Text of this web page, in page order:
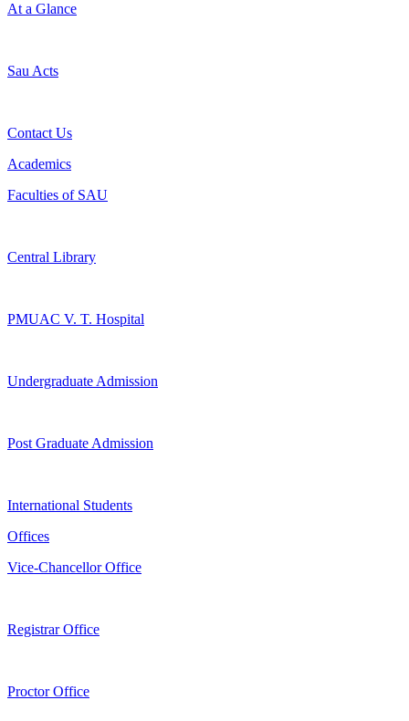
At a Glance
Sau Acts
Contact Us
Academics
Faculties of SAU
Central Library
PMUAC V. T. Hospital
Undergraduate Admission
Post Graduate Admission
International Students
Offices
Vice-Chancellor Office
Registrar Office
Proctor Office